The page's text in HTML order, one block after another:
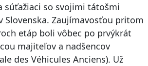
súťažiaci so svojimi tátošmi
Zaujímavosťou pritom
etáp boli vôbec po prvýkrát
majiteľov a nadšencov
des Véhicules Anciens). Už